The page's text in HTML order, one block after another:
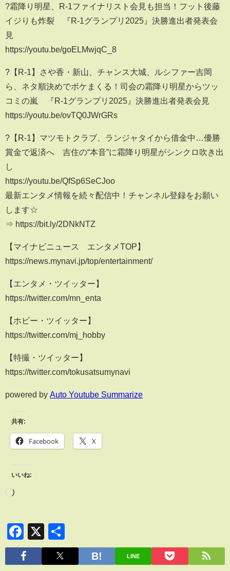
?霜降り明星、R-1ファイナリスト会見も担当！フット後藤
イジりも炸裂 『R-1グランプリ2025』決勝進出者発表会
見
https://youtu.be/goELMwjqC_8
?【R-1】さや香・新山、チャンス大城、ルシファー吉岡
ら、ネタ順決めでボケまくる！司会の霜降り明星からツッ
コミの嵐 『R-1グランプリ2025』決勝進出者発表会見
https://youtu.be/ovTQ0JWrGRs
?【R-1】マツモトクラブ、ランジャタイから借金中…優勝
賞金で返済へ 吉住の“本音”に霜降り明星がシンクロ吹き出
し
https://youtu.be/QfSp6SeCJoo
最新エンタメ情報を続々配信中！チャンネル登録をお願い
します☆
⇒ https://bit.ly/2DNkNTZ
【マイナビニュース エンタメTOP】
https://news.mynavi.jp/top/entertainment/
【エンタメ・ツイッター】
https://twitter.com/mn_enta
【ホビー・ツイッター】
https://twitter.com/mj_hobby
【特撮・ツイッター】
https://twitter.com/tokusatsumynavi
powered by Auto Youtube Summarize
共有:
Facebook X
いいね:
Facebook
X
有
LINE